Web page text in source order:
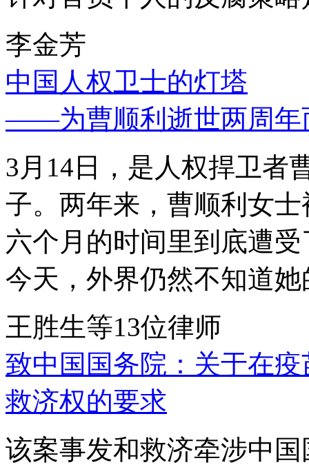
李金芳
中国人权卫士的灯塔
——为曹顺利逝世两周年
3月14日，是人权捍卫者
子。两年来，曹顺利女
六个月的时间里到底遭
今天，外界仍然不知道
王胜生等13位律师
致中国国务院：关于在
救济权的要求
该案事发和救济牵涉中